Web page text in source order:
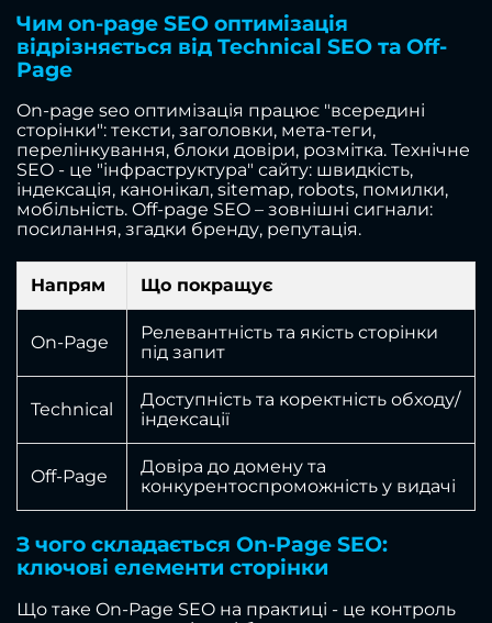
Чим on-page SEO оптимізація
відрізняється від Technical SEO та Off-
Page
On-page seo оптимізація працює "всередині
сторінки": тексти, заголовки, мета-теги,
перелінкування, блоки довіри, розмітка. Технічне
SEO - це "інфраструктура" сайту: швидкість,
індексація, канонікал, sitemap, robots, помилки,
мобільність. Off-page SEO – зовнішні сигнали:
посилання, згадки бренду, репутація.
Напрям Що покращує
On-Page
Релевантність та якість сторінки
під запит
Technical
Доступність та коректність обходу/
індексації
Off-Page
Довіра до домену та
конкурентоспроможність у видачі
З чого складається On-Page SEO:
ключові елементи сторінки
Що таке On-Page SEO на практиці - це контроль